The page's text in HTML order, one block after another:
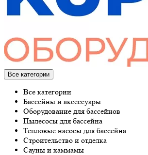
Все категории
Все категории
Бассейны и аксессуары
Оборудование для бассейнов
Пылесосы для бассейна
Тепловые насосы для бассейна
Строительство и отделка
Сауны и хаммамы